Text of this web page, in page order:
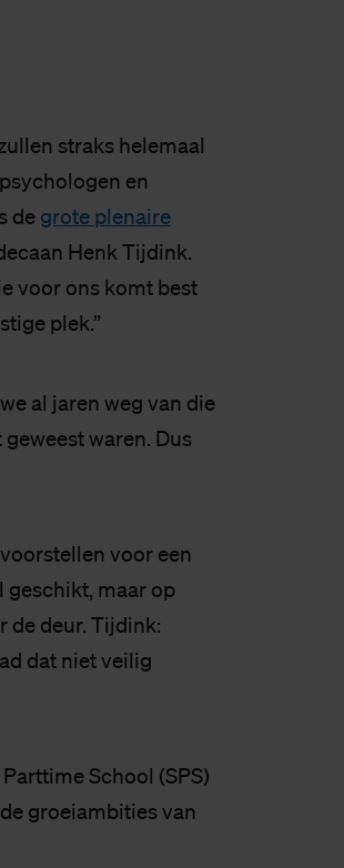
straks helemaal
en
de grote plenaire
Henk Tijdink.
voor ons komt best
plek.”
al jaren weg van die
waren. Dus
voor een
geschikt, maar op
de deur. Tijdink:
dat niet veilig
School (SPS)
groeiambities van